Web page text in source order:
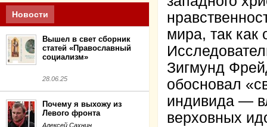
Новости
Вышел в свет сборник
статей «Православный
социализм»
28.06.25
Почему я выхожу из
Левого фронта
Алексей Сахнин
мира, так как
Зигмунд
обосновал
индивида —
верховных